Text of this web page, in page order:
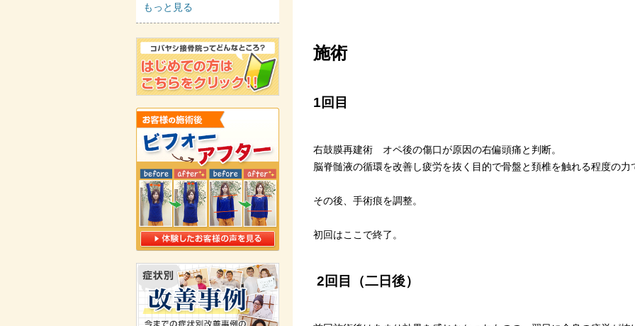
施術
1回目
右鼓膜再建術 オペ後の傷口が原因の右偏頭痛と判断。
脳脊髄液の循環を改善し疲労を抜く目的で骨盤と頚椎を触れる程度の力
その後、手術痕を調整。
初回はここで終了。
2回目（二日後）
もっと見る